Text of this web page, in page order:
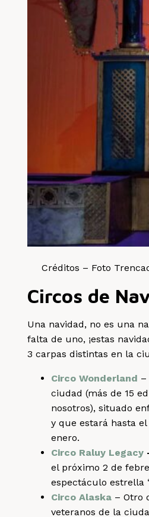
Créditos – Foto
Circos de
Una navidad, no es una
falta de uno, ¡estas
3 carpas distintas en la
Circo Wonderland –
ciudad (más de 15
nosotros), situado
y que estará hasta
enero.
Circo Raluy Legacy
el próximo 2 de
espectáculo estrella
Circo Alaska – Otro
veteranos de la